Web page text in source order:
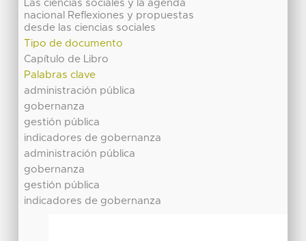
Las ciencias sociales y la agenda
nacional Reflexiones y propuestas
desde las ciencias sociales
Tipo de documento
Capítulo de Libro
Palabras clave
administración pública
gobernanza
gestión pública
indicadores de gobernanza
administración pública
gobernanza
gestión pública
indicadores de gobernanza